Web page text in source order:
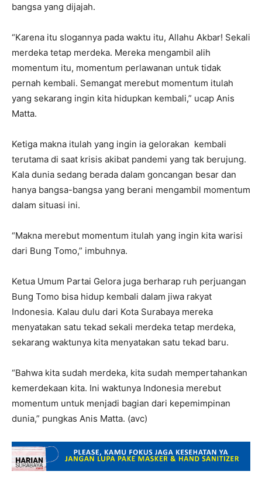
bangsa yang dijajah.
“Karena itu slogannya pada waktu itu, Allahu Akbar! Sekali
merdeka tetap merdeka. Mereka mengambil alih
momentum itu, momentum perlawanan untuk tidak
pernah kembali. Semangat merebut momentum itulah
yang sekarang ingin kita hidupkan kembali,” ucap Anis
Matta.
Ketiga makna itulah yang ingin ia gelorakan kembali
terutama di saat krisis akibat pandemi yang tak berujung.
Kala dunia sedang berada dalam goncangan besar dan
hanya bangsa-bangsa yang berani mengambil momentum
dalam situasi ini.
“Makna merebut momentum itulah yang ingin kita warisi
dari Bung Tomo,” imbuhnya.
Ketua Umum Partai Gelora juga berharap ruh perjuangan
Bung Tomo bisa hidup kembali dalam jiwa rakyat
Indonesia. Kalau dulu dari Kota Surabaya mereka
menyatakan satu tekad sekali merdeka tetap merdeka,
sekarang waktunya kita menyatakan satu tekad baru.
“Bahwa kita sudah merdeka, kita sudah mempertahankan
kemerdekaan kita. Ini waktunya Indonesia merebut
momentum untuk menjadi bagian dari kepemimpinan
dunia,” pungkas Anis Matta. (avc)